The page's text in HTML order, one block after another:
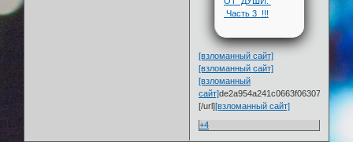
[взломанный сайт]
[взломанный сайт]
[взломанный
сайт]de2a954a241c0663f0630785b.gif[/
[/url][взломанный сайт]
+4